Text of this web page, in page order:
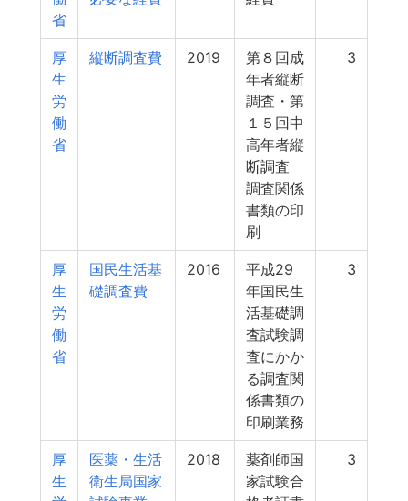
省
厚
生
労
働
省
縦断調査費 2019
第８回成
年者縦断
調査・第
１５回中
高年者縦
断調査
調査関係
書類の印
刷
3
厚
生
労
働
省
国民生活基
礎調査費
2016
平成29
年国民生
活基礎調
査試験調
査にかか
る調査関
係書類の
印刷業務
3
厚
生
医薬・生活
衛生局国家
2018
薬剤師国
家試験合
3